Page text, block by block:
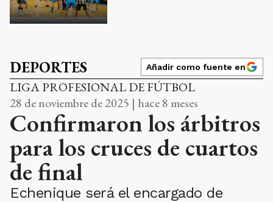
DEPORTES Añadir como fuente en
LIGA PROFESIONAL DE FÚTBOL
28 de noviembre de 2025 | hace 8 meses
Confirmaron los árbitros
para los cruces de cuartos
de final
Echenique será el encargado de